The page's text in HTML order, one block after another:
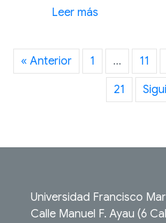
Leer más
« Anterior 1 … 11
21
Universidad Francisco
Calle Manuel F. Ayau (6